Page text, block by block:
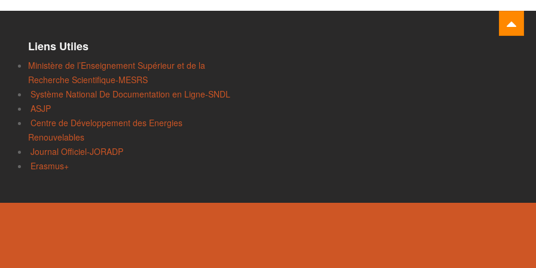
Liens Utiles
Ministère de l’Enseignement Supérieur et de la
Recherche Scientifique-MESRS
Système National De Documentation en Ligne-SNDL
ASJP
Centre de Développement des Energies
Renouvelables
Journal Officiel-JORADP
Erasmus+